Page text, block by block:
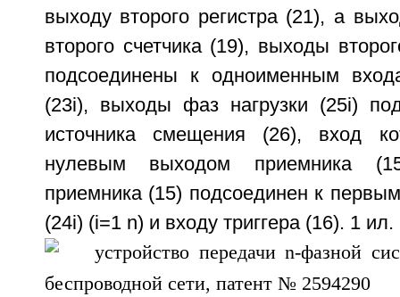
выходу второго регистра (21), а
второго счетчика (19), выходы
подсоединены к одноименным
(23i), выходы фаз нагрузки (25i)
источника смещения (26), вход
нулевым выходом приемника
приемника (15) подсоединен к
(24i) (i=1n) и входу триггера (16). 1 ил.